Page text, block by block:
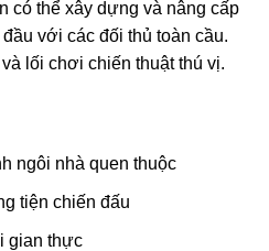
có thể xây dựng và nâng cấp
với các đối thủ toàn cầu.
lối chơi chiến thuật thú vị.
ngôi nhà quen thuộc
tiện chiến đấu
gian thực